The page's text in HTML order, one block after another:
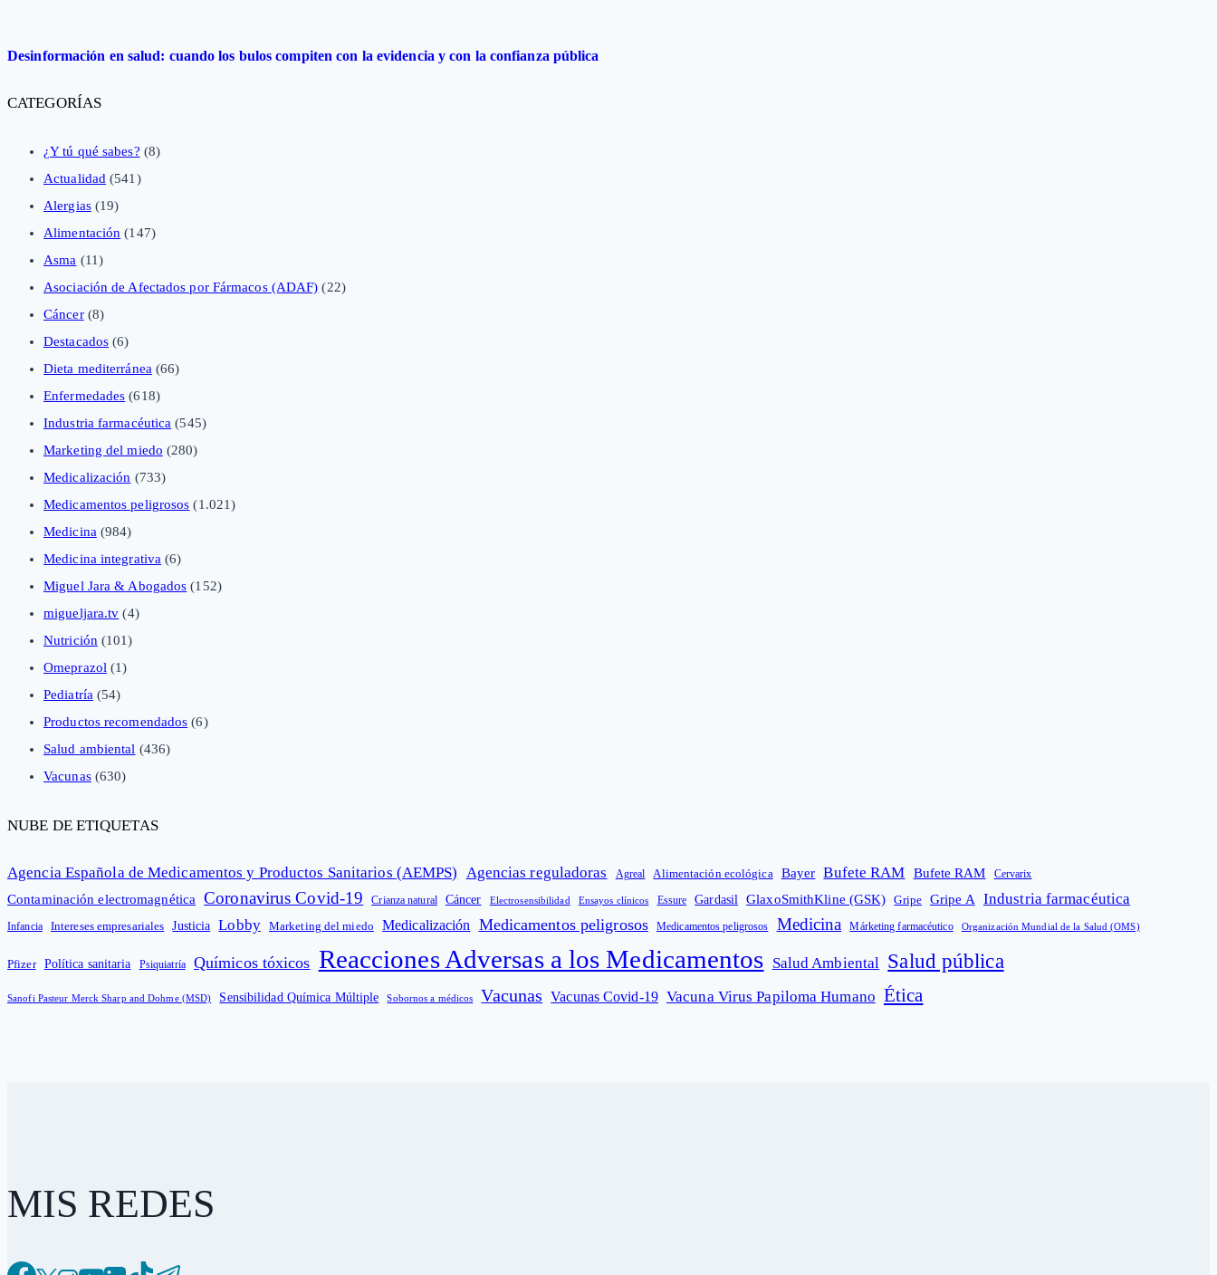
Desinformación en salud: cuando los bulos compiten con la evidencia y con la confianza pública
CATEGORÍAS
¿Y tú qué sabes? (8)
Actualidad (541)
Alergias(19)
Alimentación (147)
Asma (11)
Asociación de Afectados por Fármacos (ADAF) (22)
Cáncer(8)
Destacados (6)
Dieta mediterránea(66)
Enfermedades (618)
Industria farmacéutica (545)
Marketing del miedo (280)
Medicalización (733)
Medicamentos peligrosos (1.021)
Medicina(984)
Medicina integrativa (6)
Miguel Jara & Abogados (152)
migueljara.tv (4)
Nutrición(101)
Omeprazol(1)
Pediatría(54)
Productos recomendados (6)
Salud ambiental (436)
Vacunas(630)
NUBE DE ETIQUETAS
Agencia Española de Medicamentos y Productos Sanitarios (AEMPS) Agencias reguladoras Agreal Alimentación ecológica Bayer Bufete RAM Bufete RAM Cervarix
Contaminación electromagnética Coronavirus Covid-19 Crianza natural Cáncer Electrosensibilidad Ensayos clínicos Essure Gardasil GlaxoSmithKline (GSK) Gripe Gripe A Industria farmacéutica
Infancia Intereses empresariales Justicia Lobby Marketing del miedo Medicalización Medicamentos peligrosos Medicamentos peligrosos Medicina Márketing farmacéutico Organización Mundial de la Salud (OMS)
Pfizer Política sanitaria Psiquiatría Químicos tóxicos Reacciones Adversas a los Medicamentos Salud Ambiental Salud pública
Sanofi Pasteur Merck Sharp and Dohme (MSD) Sensibilidad Química Múltiple Sobornos a médicos Vacunas Vacunas Covid-19 Vacuna Virus Papiloma Humano Ética
MIS REDES